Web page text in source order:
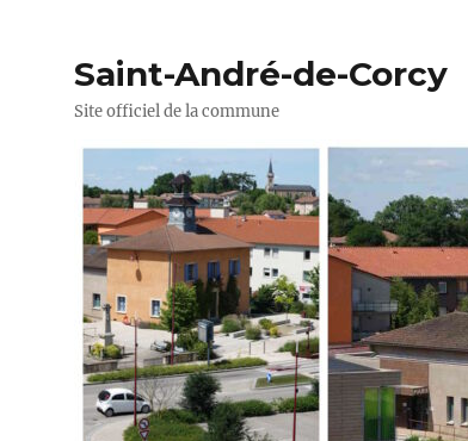
Saint-André-de-Corcy
Site officiel de la commune